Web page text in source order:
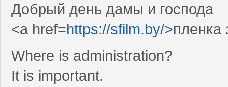
Добрый день дамы и господа
<a href=https://sfilm.by/>пленка
Where is administration?
It is important.